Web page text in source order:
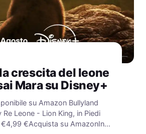
crescita del leone
Mara su Disney+
su Amazon Bullyland
Leone - Lion King, in Piedi
€4,99 €Acquista su AmazonIn…